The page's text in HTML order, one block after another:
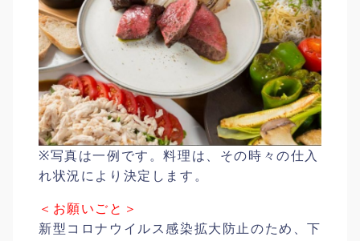
※写真は一例です。料理は、その時々の仕入
れ状況により決定します。
＜お願いごと＞
新型コロナウイルス感染拡大防止のため、下